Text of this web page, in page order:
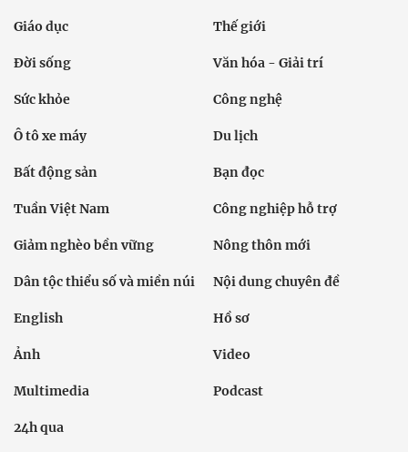
Giáo dục Thế giới
Đời sống Văn hóa - Giải trí
Sức khỏe Công nghệ
Ô tô xe máy Du lịch
Bất động sản Bạn đọc
Tuần Việt Nam Công nghiệp hỗ trợ
Giảm nghèo bền vững Nông thôn mới
Dân tộc thiểu số và miền núi Nội dung chuyên đề
English Hồ sơ
Ảnh Video
Multimedia Podcast
24h qua